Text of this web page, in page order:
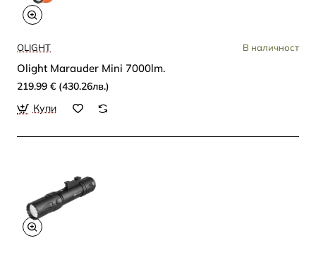
OLIGHT В наличност
Olight Marauder Mini 7000lm.
219.99 € (430.26лв.)
Купи